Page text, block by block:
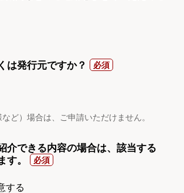
は発行元ですか？
ど）場合は、ご申請いただけません。
介できる内容の場合は、該当する
。
する